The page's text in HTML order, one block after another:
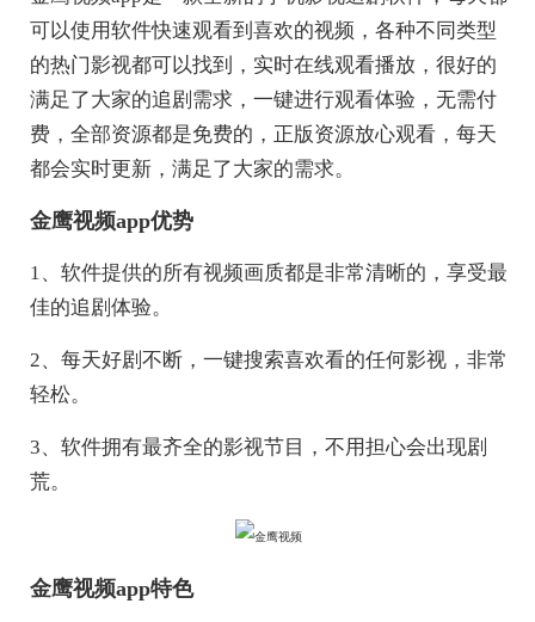
可以使用软件快速观看到喜欢的视频，各种不同类型
的热门影视都可以找到，实时在线观看播放，很好的
满足了大家的追剧需求，一键进行观看体验，无需付
费，全部资源都是免费的，正版资源放心观看，每天
都会实时更新，满足了大家的需求。
金鹰视频app优势
1、软件提供的所有视频画质都是非常清晰的，享受最
佳的追剧体验。
2、每天好剧不断，一键搜索喜欢看的任何影视，非常
轻松。
3、软件拥有最齐全的影视节目，不用担心会出现剧
荒。
金鹰视频app特色